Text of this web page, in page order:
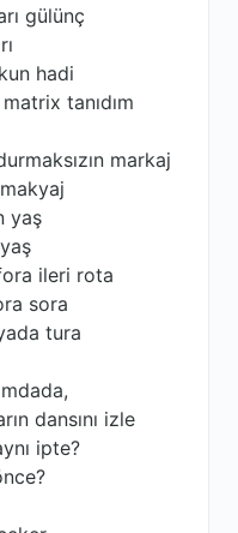
gülünç
hadi
tanıdım
markaj
yaş
ileri rota
sora
tura
dansını izle
ipte?